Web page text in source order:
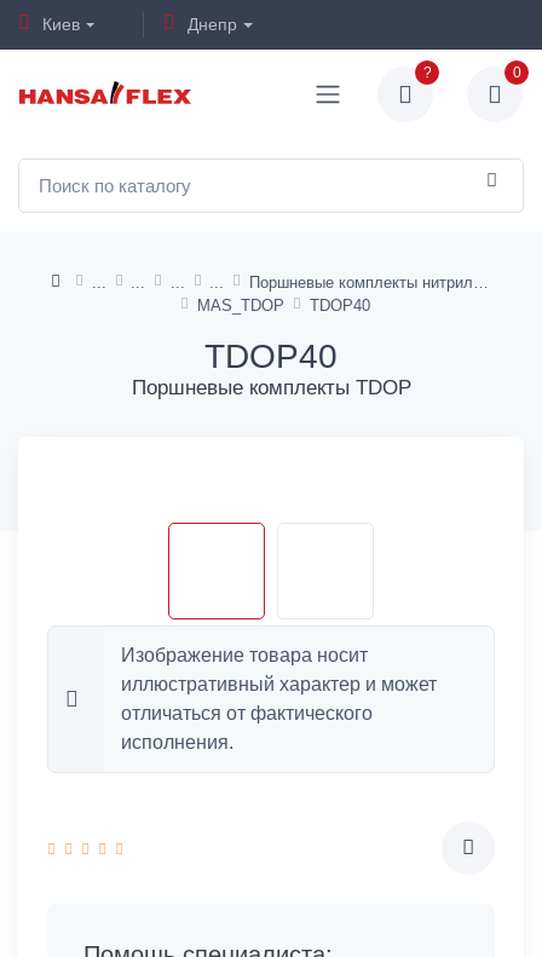
Киев Днепр
? 0
MAS_TDOP
TDOP40
TDOP40
Поршневые комплекты TDOP
Изображение товара носит
иллюстративный характер и может
отличаться от фактического
исполнения.